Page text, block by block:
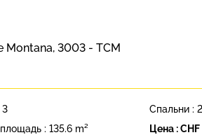
Montana, 3003 - TCM
Цена :
3 Спальни : 2
: 135.6 m²